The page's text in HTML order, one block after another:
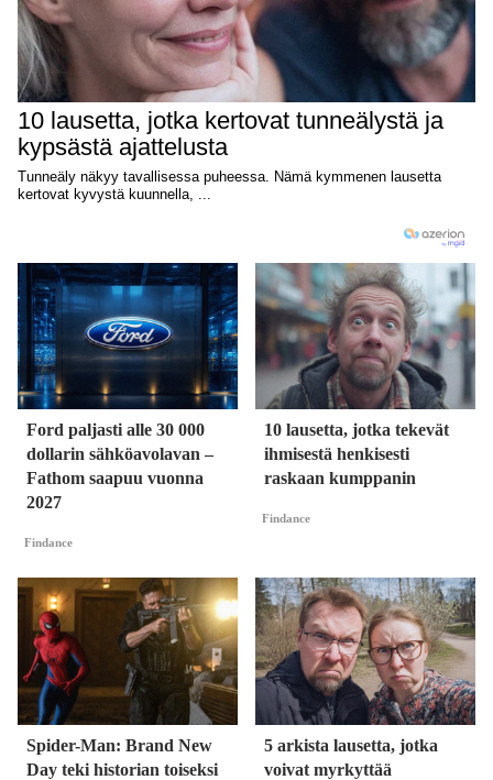
Ford paljasti alle 30 000
dollarin sähköavolavan –
Fathom saapuu vuonna
2027
Findance
10 lausetta, jotka tekevät
ihmisestä henkisesti
raskaan kumppanin
Findance
Spider-Man: Brand New
Day teki historian toiseksi
5 arkista lausetta, jotka
voivat myrkyttää